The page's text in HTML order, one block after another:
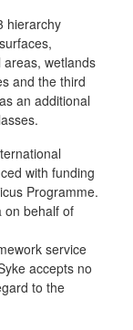
hierarchy
wetlands
and the third
an additional
with funding
Programme.
on behalf of
service
accepts no
to the